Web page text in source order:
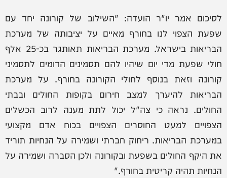
לסיכום אמר יו"ר הועדה: "השילוב של קורונה יחד עם
שפעת הצפוי לנו בחורף מאיים על יציבותה של מערכת
הבריאות בישראל. מערכת הבריאות תאותגר בכ-25 אלף
חולי שפעת מדי יום שיהיו להם תסמינים הדומים לתסמיני
קורונה וזאת בנוסף לחולי הקורונה בחורף. על מערכת
הבריאות להיערך למצב חירום בקופות החולים ובבתי
החולים. נראה כי צה"ל יכול לתת מענה לרוב הכשלים
הצפויים למעט החוסרים הצפויים בכוח אדם מקצועי
במערכת הבריאות. ריחוק חברתי ושמירה על הנחיות תוריד
את היקף החולים בשפעת ובקורונה ולכן הסברה ושמירה על
הנחיות תהיה קריטית בחורף."